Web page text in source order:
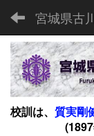
宮城県古
校訓は、 質実剛